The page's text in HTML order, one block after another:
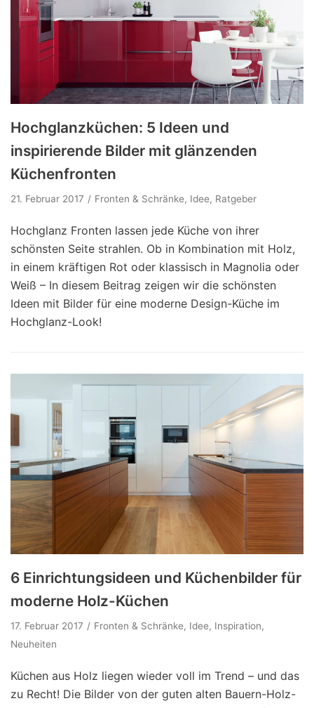
Hochglanzküchen: 5 Ideen und
inspirierende Bilder mit glänzenden
Küchenfronten
21. Februar 2017 Fronten & Schränke, Idee, Ratgeber
Hochglanz Fronten lassen jede Küche von ihrer
schönsten Seite strahlen. Ob in Kombination mit Holz,
in einem kräftigen Rot oder klassisch in Magnolia oder
Weiß – In diesem Beitrag zeigen wir die schönsten
Ideen mit Bilder für eine moderne Design-Küche im
Hochglanz-Look!
6 Einrichtungsideen und Küchenbilder für
moderne Holz-Küchen
17. Februar 2017 Fronten & Schränke, Idee, Inspiration,
Neuheiten
Küchen aus Holz liegen wieder voll im Trend – und das
zu Recht! Die Bilder von der guten alten Bauern-Holz-